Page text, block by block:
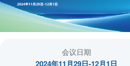
会议日期
2024年11月29日-12月1日